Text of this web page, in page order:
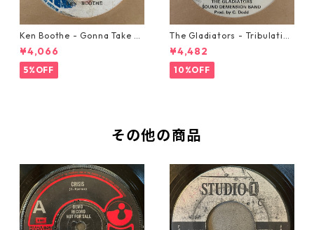
Ken Boothe - Gonna Take A
Miracle【7-21362】
¥4,066
5%OFF
The Gladiators - Tribulation
【7-21365】
¥4,482
10%OFF
その他の商品